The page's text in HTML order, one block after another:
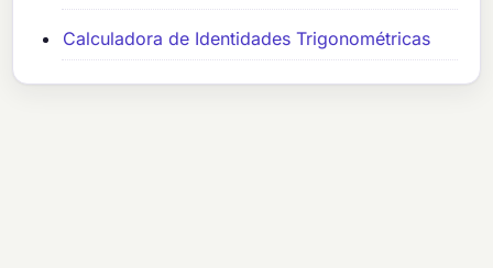
Calculadora de Identidades Trigonométricas